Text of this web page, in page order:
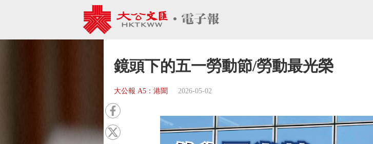
鏡頭下的五一勞動節/勞動最光榮
大公報 A5：港聞 2026-05-02